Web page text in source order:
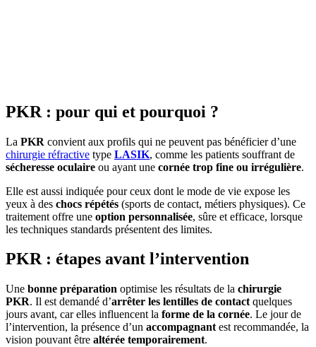
PKR : pour qui et pourquoi ?
La PKR convient aux profils qui ne peuvent pas bénéficier d’une
chirurgie réfractive type LASIK, comme les patients souffrant de
sécheresse oculaire ou ayant une cornée trop fine ou irrégulière.
Elle est aussi indiquée pour ceux dont le mode de vie expose les
yeux à des chocs répétés (sports de contact, métiers physiques). Ce
traitement offre une option personnalisée, sûre et efficace, lorsque
les techniques standards présentent des limites.
PKR : étapes avant l’intervention
Une bonne préparation optimise les résultats de la chirurgie
PKR. Il est demandé d’arrêter les lentilles de contact quelques
jours avant, car elles influencent la forme de la cornée. Le jour de
l’intervention, la présence d’un accompagnant est recommandée, la
vision pouvant être altérée temporairement.